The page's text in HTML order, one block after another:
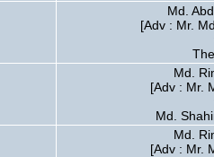
Md.
[Adv : Mr.
Md.
[Adv : Mr.
Md.
Md.
[Adv : Mr.